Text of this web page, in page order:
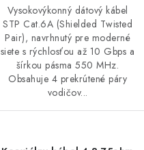
Vysokovýkonný dátový kábel
STP Cat.6A (Shielded Twisted
Pair), navrhnutý pre moderné
siete s rýchlosťou až 10 Gbps a
šírkou pásma 550 MHz.
Obsahuje 4 prekrútené páry
vodičov...